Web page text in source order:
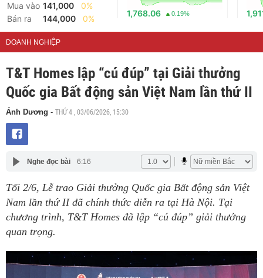
Mua vào 141,000
0%
Bán ra
144,000 0%
1,768.06 0.19%
DOANH NGHIỆP
T&T Homes lập “cú đúp” tại Giải thưởng
Quốc gia Bất động sản Việt Nam lần thứ II
Ánh Dương - THỨ 4 , 03/06/2026, 15:30
Nghe đọc bài 6:16
Tối 2/6, Lễ trao Giải thưởng Quốc gia Bất động sản Việt
Nam lần thứ II đã chính thức diễn ra tại Hà Nội. Tại
chương trình, T&T Homes đã lập “cú đúp” giải thưởng
quan trọng.